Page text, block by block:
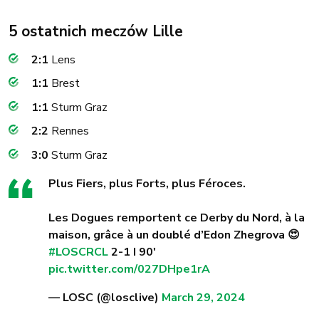
5 ostatnich meczów Lille
2:1 Lens
1:1 Brest
1:1 Sturm Graz
2:2 Rennes
3:0 Sturm Graz
Plus Fiers, plus Forts, plus Féroces.
Les Dogues remportent ce Derby du Nord, à la
maison, grâce à un doublé d’Edon Zhegrova 😍
#LOSCRCL2-1 I 90'
pic.twitter.com/027DHpe1rA
— LOSC (@losclive) March 29, 2024